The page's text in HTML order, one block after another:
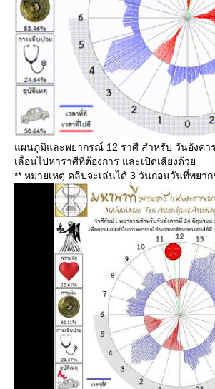
ผนภูมิและพยากรณ์ 12 ราศี สำหรับ วันอังคา
เลื่อนไปหาราศีที่ต้องการ และเปิดเสียงด้ว
** หมายเหตุ คลิปจะเล่นได้ 3 วันก่อนวันที่พยา